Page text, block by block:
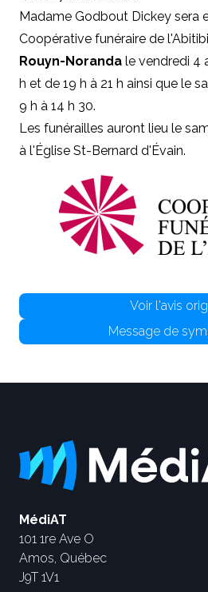
Madame Godbout Dickey sera
Coopérative funéraire de
Rouyn-Noranda le vendredi 4
h et de 19 h à 21 h ainsi que le
9 h à 14 h 30.
Les funérailles auront lieu le
à l'Église St-Bernard d'Évain.
Voir l'avis
Message de
MédiAT
101 1re Ave O
Amos, Québec
J9T 1V1